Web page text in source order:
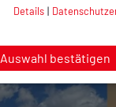
Details |
Auswahl bestätigen